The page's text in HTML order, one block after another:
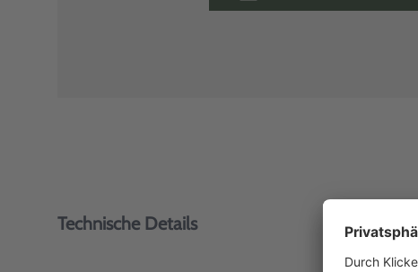
Technische Details